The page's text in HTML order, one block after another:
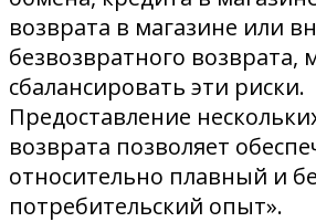
возврата в магазине или
безвозвратного возврата,
сбалансировать эти риски.
Предоставление
возврата позволяет
относительно плавный и
потребительский опыт».